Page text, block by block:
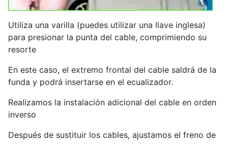
Utiliza una varilla (puedes utilizar una llave inglesa)
para presionar la punta del cable, comprimiendo su
resorte
En este caso, el extremo frontal del cable saldrá de la
funda y podrá insertarse en el ecualizador.
Realizamos la instalación adicional del cable en orden
inverso
Después de sustituir los cables, ajustamos el freno de